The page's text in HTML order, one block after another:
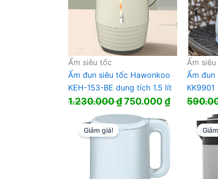
Ấm siêu tốc
Ấm đun siêu tốc Hawonkoo
KEH-153-BE dung tích 1.5 lít
1.230.000₫Giá
gốc
là:
1.230.000 ₫.
750.000₫Giá
Ấm
Ấm đun
KK9901
Giảm giá!